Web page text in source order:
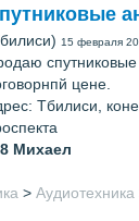
15 февраля
цене.
Тбилиси,
Михаел
> Аудиотехника